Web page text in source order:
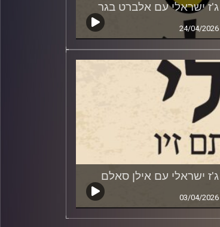
ג'ז ישראלי עם אלברט בגר
24/04/2026
ג'ז ישראלי עם אילן סאלם
03/04/2026